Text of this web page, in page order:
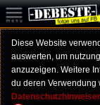
Diese Website
auswerten, um
anzuzeigen. Weitere
du deren Verwendung